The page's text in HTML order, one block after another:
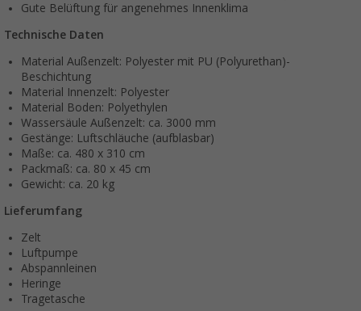
Gute Belüftung für angenehmes Innenklima
Technische Daten
Material Außenzelt: Polyester mit PU (Polyurethan)-
Beschichtung
Material Innenzelt: Polyester
Material Boden: Polyethylen
Wassersäule Außenzelt: ca. 3000 mm
Gestänge: Luftschläuche (aufblasbar)
Maße: ca. 480 x 310 cm
Packmaß: ca. 80 x 45 cm
Gewicht: ca. 20 kg
Lieferumfang
Zelt
Luftpumpe
Abspannleinen
Heringe
Tragetasche